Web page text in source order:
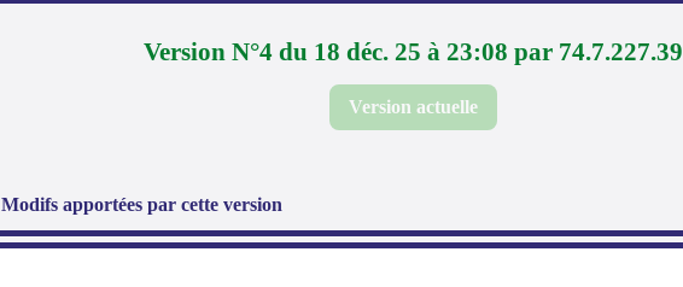
Version N°4 du 18 déc. 25 à 23:08 par 74.7.227.39
Version actuelle
Modifs apportées par cette version